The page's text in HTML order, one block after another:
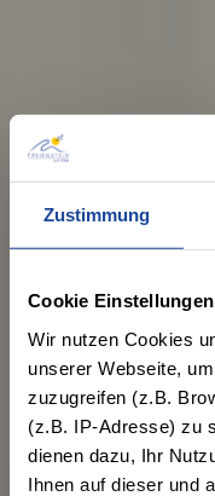
Zustimmung
Cookie Einstellungen
Wir nutzen Cookies
unserer Webseite,
zuzugreifen (z.B.
(z.B. IP-Adresse) zu
dienen dazu, Ihr
Ihnen auf dieser und